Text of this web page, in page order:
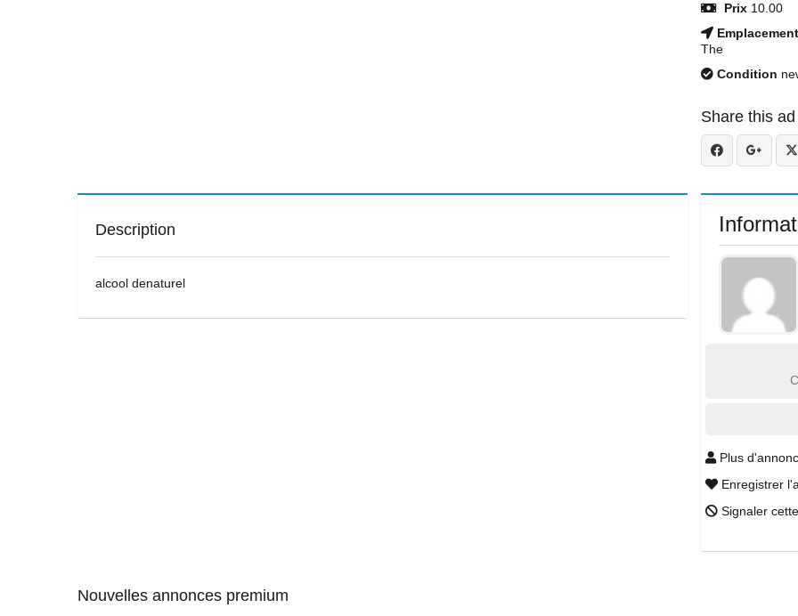
Prix 10.00
Emplacement
The
Condition
Share this ad
Description
alcool denaturel
Plus
Enregistrer
Signaler
Nouvelles annonces premium